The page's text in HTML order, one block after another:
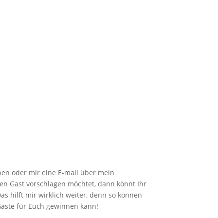
oder mir eine E-mail über mein
Gast vorschlagen möchtet, dann könnt Ihr
hilft mir wirklich weiter, denn so können
für Euch gewinnen kann!